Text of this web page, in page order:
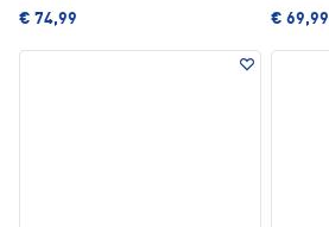
€ 74,99 € 69,99